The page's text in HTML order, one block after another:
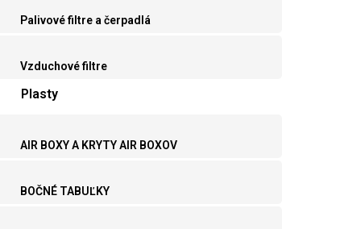
Palivové filtre a čerpadlá
Vzduchové filtre
Plasty
AIR BOXY A KRYTY AIR BOXOV
BOČNÉ TABUĽKY